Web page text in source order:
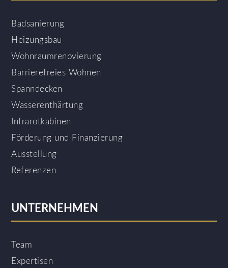
Badsanierung
Heizungsbau
Wohnraumrenovierung
Barrierefreies Wohnen
Spanndecken
Wasserenthärtung
Infrarotkabinen
Förderung und Finanzierung
Ausstellung
Referenzen
UNTERNEHMEN
Team
Expertisen